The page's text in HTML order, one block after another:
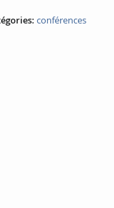
conférences